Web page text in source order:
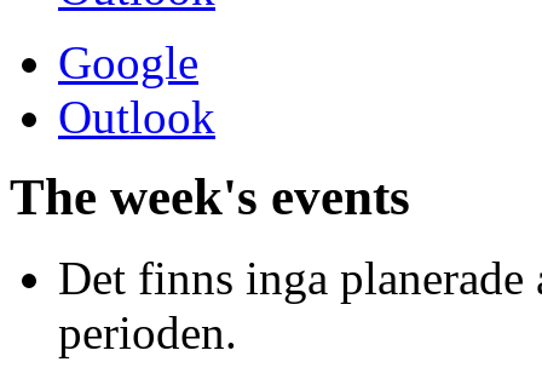
Google
Outlook
The week's events
Det finns inga
perioden.